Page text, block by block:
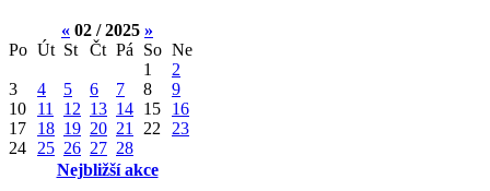
« 02 / 2025 »
Po Út St Čt Pá So Ne
1
2
3
4 5 6 7 8
9
10
11 12 13 14 15
16
17
18 19 20 21 22
23
24
25 26 27 28
Nejbližší akce